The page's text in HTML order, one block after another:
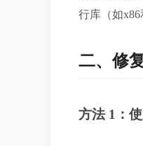
行库（如
二、修
方法 1：